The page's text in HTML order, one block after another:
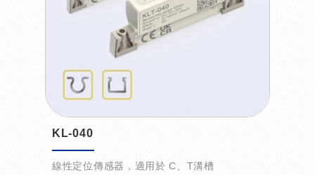
KL-040
線性定位傳感器，適用於 C、T溝槽